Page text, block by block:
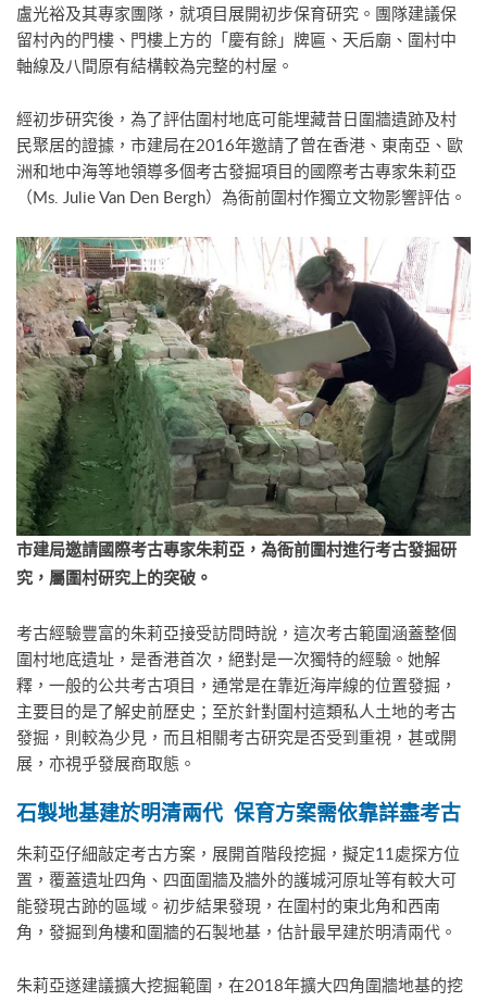
盧光裕及其專家團隊，就項目展開初步保育研究。團隊建議保
留村內的門樓、門樓上方的「慶有餘」牌匾、天后廟、圍村中
軸線及八間原有結構較為完整的村屋。
經初步研究後，為了評估圍村地底可能埋藏昔日圍牆遺跡及村
民聚居的證據，市建局在2016年邀請了曾在香港、東南亞、歐
洲和地中海等地領導多個考古發掘項目的國際考古專家朱莉亞
（Ms. Julie Van Den Bergh）為衙前圍村作獨立文物影響評估。
市建局邀請國際考古專家朱莉亞，為衙前圍村進行考古發掘研
究，屬圍村研究上的突破。
考古經驗豐富的朱莉亞接受訪問時說，這次考古範圍涵蓋整個
圍村地底遺址，是香港首次，絕對是一次獨特的經驗。她解
釋，一般的公共考古項目，通常是在靠近海岸線的位置發掘，
主要目的是了解史前歷史；至於針對圍村這類私人土地的考古
發掘，則較為少見，而且相關考古研究是否受到重視，甚或開
展，亦視乎發展商取態。
石製地基建於明清兩代 保育方案需依靠詳盡考古
朱莉亞仔細敲定考古方案，展開首階段挖掘，擬定11處探方位
置，覆蓋遺址四角、四面圍牆及牆外的護城河原址等有較大可
能發現古跡的區域。初步結果發現，在圍村的東北角和西南
角，發掘到角樓和圍牆的石製地基，估計最早建於明清兩代。
朱莉亞遂建議擴大挖掘範圍，在2018年擴大四角圍牆地基的挖